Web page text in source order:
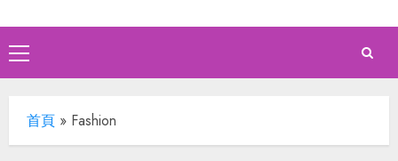
Primary
Menu
首頁 » Fashion